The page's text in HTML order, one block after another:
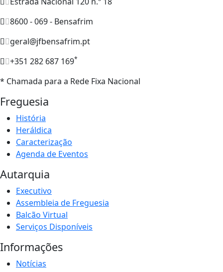
8600 - 069 - Bensafrim
geral@jfbensafrim.pt
+351 282 687 169*
* Chamada para a Rede Fixa Nacional
Freguesia
História
Heráldica
Caracterização
Agenda de Eventos
Autarquia
Executivo
Assembleia de Freguesia
Balcão Virtual
Serviços Disponíveis
Informações
Notícias